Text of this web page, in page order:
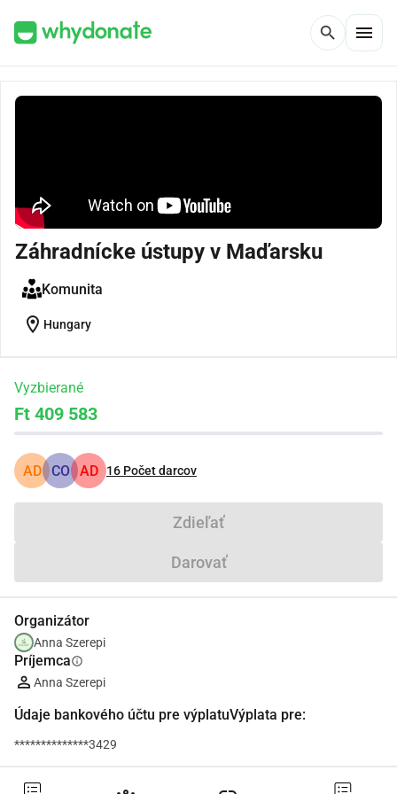
search menu
Záhradnícke ústupy v Maďarsku
Komunita
location_on Hungary
Vyzbierané
Ft 409 583
AD CO AD 16 Počet darcov
Zdieľať
Darovať
Organizátor
Anna Szerepi
Príjemcainfo
Anna Szerepi
Údaje bankového účtu pre výplatuVýplata pre:
**************3429